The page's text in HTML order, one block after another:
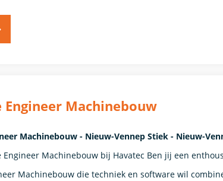
Machinebouw
Machinebouw - Nieuw-Vennep Stiek - Nieuw-
Engineer Machinebouw bij Havatec Ben jij een
Machinebouw die techniek en software wil